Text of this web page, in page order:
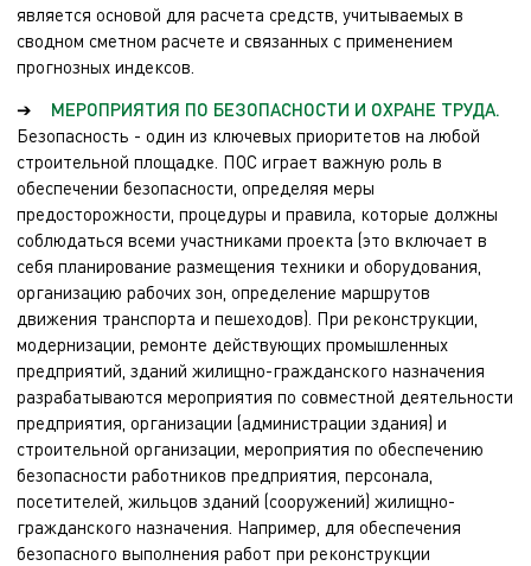
является основой для расчета средств, учитываемых в
сводном сметном расчете и связанных с применением
прогнозных индексов.
➔ МЕРОПРИЯТИЯ ПО БЕЗОПАСНОСТИ И ОХРАНЕ ТРУДА.
Безопасность - один из ключевых приоритетов на любой
строительной площадке. ПОС играет важную роль в
обеспечении безопасности, определяя меры
предосторожности, процедуры и правила, которые должны
соблюдаться всеми участниками проекта (это включает в
себя планирование размещения техники и оборудования,
организацию рабочих зон, определение маршрутов
движения транспорта и пешеходов). При реконструкции,
модернизации, ремонте действующих промышленных
предприятий, зданий жилищно-гражданского назначения
разрабатываются мероприятия по совместной деятельности
предприятия, организации (администрации здания) и
строительной организации, мероприятия по обеспечению
безопасности работников предприятия, персонала,
посетителей, жильцов зданий (сооружений) жилищно-
гражданского назначения. Например, для обеспечения
безопасного выполнения работ при реконструкции